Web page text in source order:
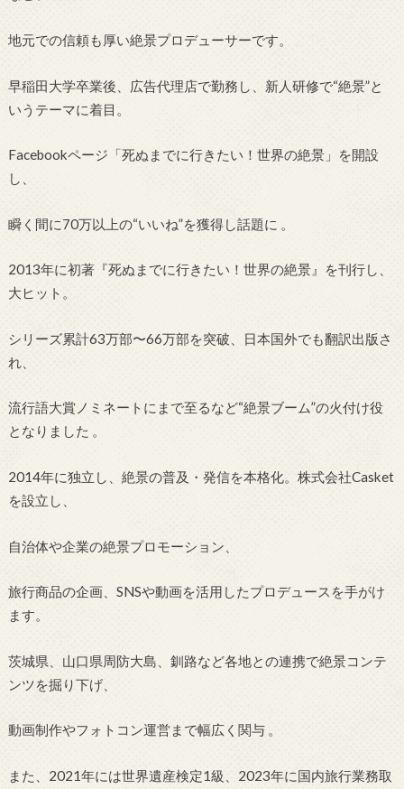
地元での信頼も厚い絶景プロデューサーです。
早稲田大学卒業後、広告代理店で勤務し、新人研修で“絶景”と
いうテーマに着目。
Facebookページ「死ぬまでに行きたい！世界の絶景」を開設
し、
瞬く間に70万以上の“いいね”を獲得し話題に 。
2013年に初著『死ぬまでに行きたい！世界の絶景』を刊行し、
大ヒット。
シリーズ累計63万部〜66万部を突破、日本国外でも翻訳出版さ
れ、
流行語大賞ノミネートにまで至るなど“絶景ブーム”の火付け役
となりました 。
2014年に独立し、絶景の普及・発信を本格化。株式会社Casket
を設立し、
自治体や企業の絶景プロモーション、
旅行商品の企画、SNSや動画を活用したプロデュースを手がけ
ます。
茨城県、山口県周防大島、釧路など各地との連携で絶景コンテ
ンツを掘り下げ、
動画制作やフォトコン運営まで幅広く関与。
また、2021年には世界遺産検定1級、2023年に国内旅行業務取